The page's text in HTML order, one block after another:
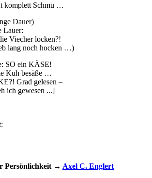
komplett Schmu …
Dauer)
Lauer:
Viecher locken?!
lang noch hocken …)
SO ein KÄSE!
Kuh besäße …
Grad gelesen –
ich gewesen ...]
Persönlichkeit → Axel C. Englert